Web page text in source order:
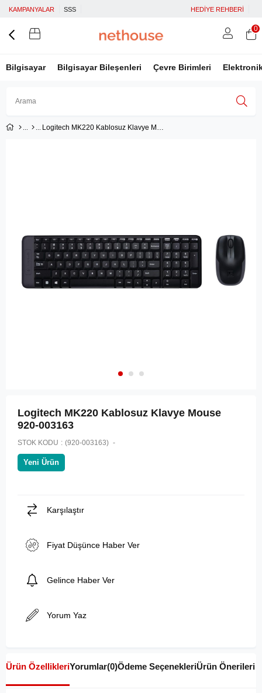
KAMPANYALAR SSS HEDİYE REHBERİ
Bilgisayar Bilgisayar Bileşenleri Çevre Birimleri
Üye Girişi Facebook İle Bağlan
0
Logitech MK220 Kablosuz Klavye Mouse 920-003163
Logitech MK220 Kablosuz Klavye Mouse
920-003163
STOK KODU (920-003163)
Yeni Ürün
Karşılaştır
Fiyat Düşünce Haber Ver
Gelince Haber Ver
Yorum Yaz
Ürün ÖzellikleriYorumlar(0)Ödeme SeçenekleriÜrün Önerileri